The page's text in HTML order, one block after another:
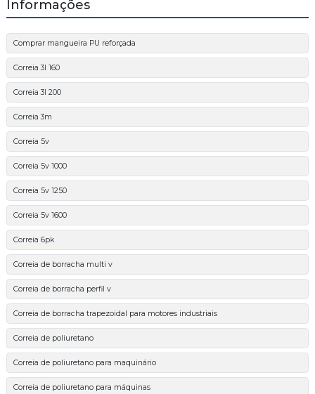
Informações
Comprar mangueira PU reforçada
Correia 3l 160
Correia 3l 200
Correia 3m
Correia 5v
Correia 5v 1000
Correia 5v 1250
Correia 5v 1600
Correia 6pk
Correia de borracha multi v
Correia de borracha perfil v
Correia de borracha trapezoidal para motores industriais
Correia de poliuretano
Correia de poliuretano para maquinário
Correia de poliuretano para máquinas